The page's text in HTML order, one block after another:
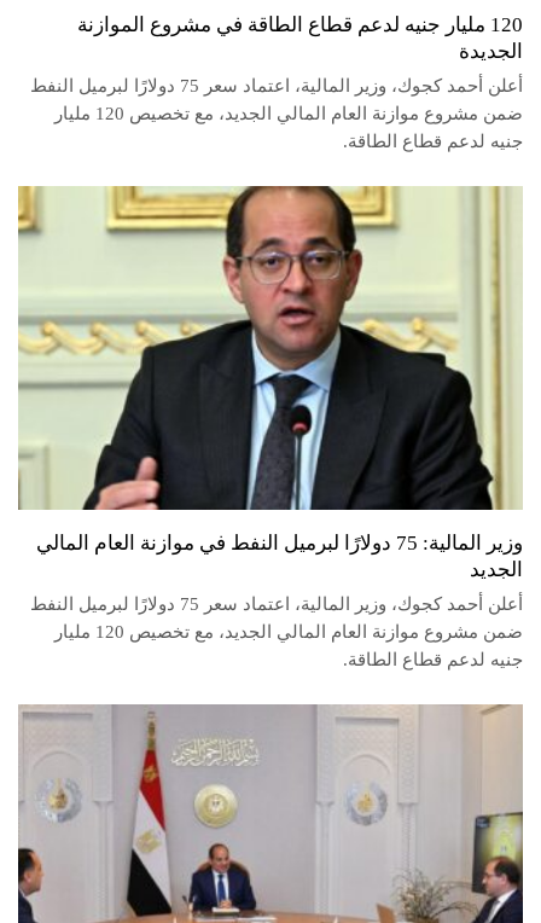
120 مليار جنيه لدعم قطاع الطاقة في مشروع الموازنة
الجديدة
أعلن أحمد كجوك، وزير المالية، اعتماد سعر 75 دولارًا لبرميل النفط
ضمن مشروع موازنة العام المالي الجديد، مع تخصيص 120 مليار
جنيه لدعم قطاع الطاقة.
وزير المالية: 75 دولارًا لبرميل النفط في موازنة العام المالي
الجديد
أعلن أحمد كجوك، وزير المالية، اعتماد سعر 75 دولارًا لبرميل النفط
ضمن مشروع موازنة العام المالي الجديد، مع تخصيص 120 مليار
جنيه لدعم قطاع الطاقة.